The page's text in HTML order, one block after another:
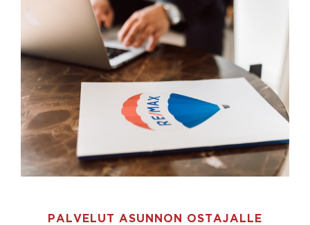
PALVELUT ASUNNON OSTAJALLE